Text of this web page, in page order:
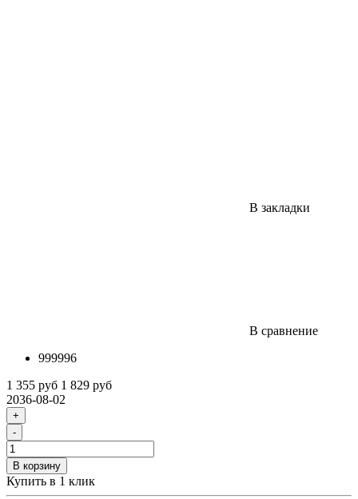
В закладки
В сравнение
999996
1 355 руб 1 829 руб
2036-08-02
+
-
В корзину
Купить в 1 клик